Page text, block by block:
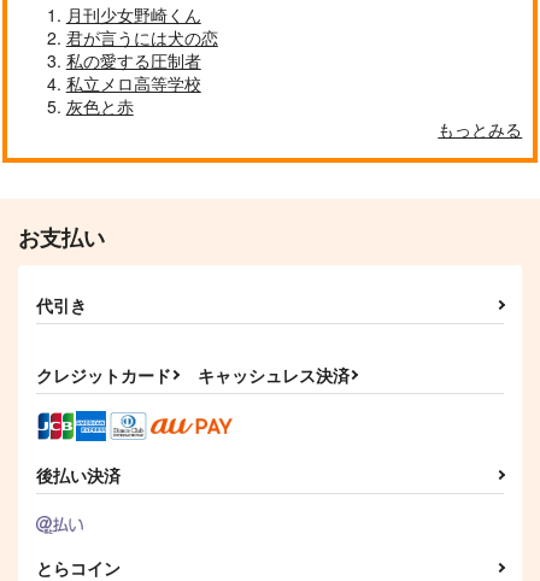
月刊少女野崎くん
君が言うには犬の恋
私の愛する圧制者
私立メロ高等学校
灰色と赤
もっとみる
お支払い
代引き
クレジットカード キャッシュレス決済
後払い決済
とらコイン